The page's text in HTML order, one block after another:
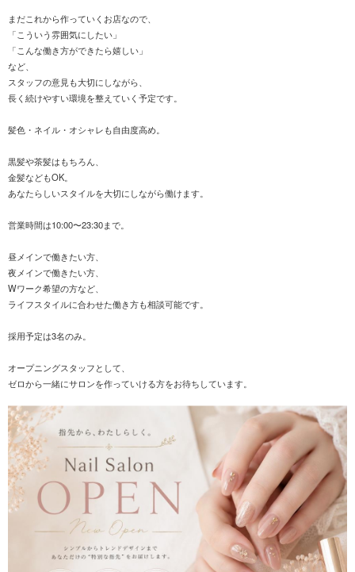
まだこれから作っていくお店なので、
「こういう雰囲気にしたい」
「こんな働き方ができたら嬉しい」
など、
スタッフの意見も大切にしながら、
長く続けやすい環境を整えていく予定です。
髪色・ネイル・オシャレも自由度高め。
黒髪や茶髪はもちろん、
金髪などもOK。
あなたらしいスタイルを大切にしながら働けます。
営業時間は10:00〜23:30まで。
昼メインで働きたい方、
夜メインで働きたい方、
Wワーク希望の方など、
ライフスタイルに合わせた働き方も相談可能です。
採用予定は3名のみ。
オープニングスタッフとして、
ゼロから一緒にサロンを作っていける方をお待ちしています。